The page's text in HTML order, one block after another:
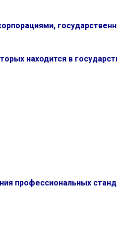
находится в
профессиональных